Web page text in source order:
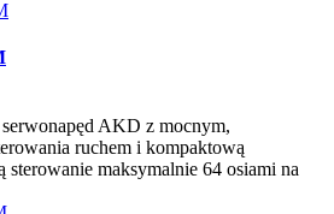
AKD z mocnym,
ruchem i kompaktową
maksymalnie 64 osiami na